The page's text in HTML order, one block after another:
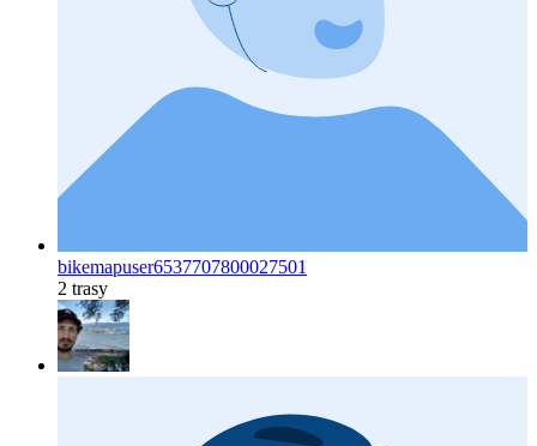
bikemapuser6537707800027501
2 trasy